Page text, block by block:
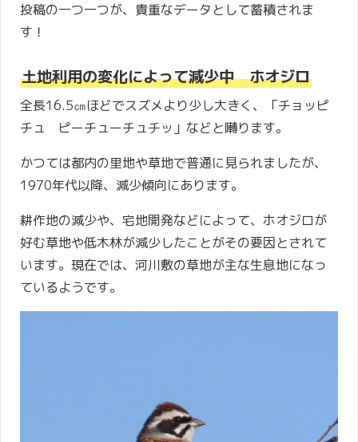
投稿の一つ一つが、貴重なデータとして蓄積されま
す！
土地利用の変化によって減少中 ホオジロ
全長16.5㎝ほどでスズメより少し大きく、「チョッピ
チュ ピーチューチュチッ」などと囀ります。
かつては都内の里地や草地で普通に見られましたが、
1970年代以降、減少傾向にあります。
耕作地の減少や、宅地開発などによって、ホオジロが
好む草地や低木林が減少したことがその要因とされて
います。現在では、河川敷の草地が主な生息地になっ
ているようです。